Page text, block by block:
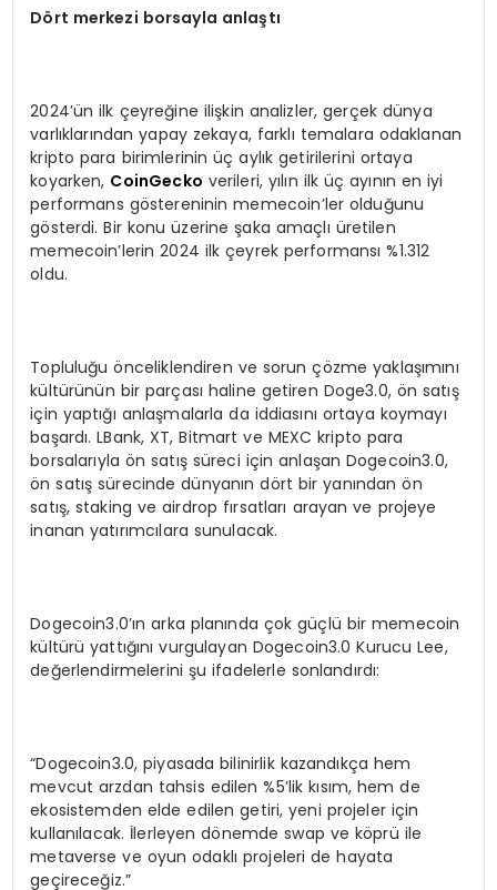
Dört merkezi borsayla anlaştı
2024’ün ilk çeyreğine ilişkin analizler, gerçek dünya
varlıklarından yapay zekaya, farklı temalara odaklanan
kripto para birimlerinin üç aylık getirilerini ortaya
koyarken, CoinGecko verileri, yılın ilk üç ayının en iyi
performans göstereninin memecoin’ler olduğunu
gösterdi. Bir konu üzerine şaka amaçlı üretilen
memecoin’lerin 2024 ilk çeyrek performansı %1.312
oldu.
Topluluğu önceliklendiren ve sorun çözme yaklaşımını
kültürünün bir parçası haline getiren Doge3.0, ön satış
için yaptığı anlaşmalarla da iddiasını ortaya koymayı
başardı. LBank, XT, Bitmart ve MEXC kripto para
borsalarıyla ön satış süreci için anlaşan Dogecoin3.0,
ön satış sürecinde dünyanın dört bir yanından ön
satış, staking ve airdrop fırsatları arayan ve projeye
inanan yatırımcılara sunulacak.
Dogecoin3.0’ın arka planında çok güçlü bir memecoin
kültürü yattığını vurgulayan Dogecoin3.0 Kurucu Lee,
değerlendirmelerini şu ifadelerle sonlandırdı:
“Dogecoin3.0, piyasada bilinirlik kazandıkça hem
mevcut arzdan tahsis edilen %5’lik kısım, hem de
ekosistemden elde edilen getiri, yeni projeler için
kullanılacak. İlerleyen dönemde swap ve köprü ile
metaverse ve oyun odaklı projeleri de hayata
geçireceğiz.”